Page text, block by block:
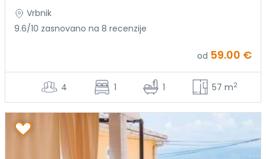
Vrbnik
9.6/10 zasnovano na 8 recenzije
od 59.00 €
4 1 1 57 m2